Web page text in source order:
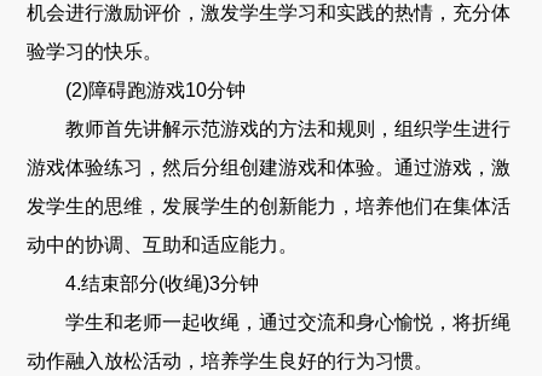
机会进行激励评价，激发学生学习和实践的热情，充分体
验学习的快乐。
(2)障碍跑游戏10分钟
教师首先讲解示范游戏的方法和规则，组织学生进行
游戏体验练习，然后分组创建游戏和体验。通过游戏，激
发学生的思维，发展学生的创新能力，培养他们在集体活
动中的协调、互助和适应能力。
4.结束部分(收绳)3分钟
学生和老师一起收绳，通过交流和身心愉悦，将折绳
动作融入放松活动，培养学生良好的行为习惯。